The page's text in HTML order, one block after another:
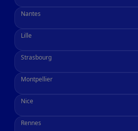
Nantes
Lille
Strasbourg
Montpellier
Nice
Rennes